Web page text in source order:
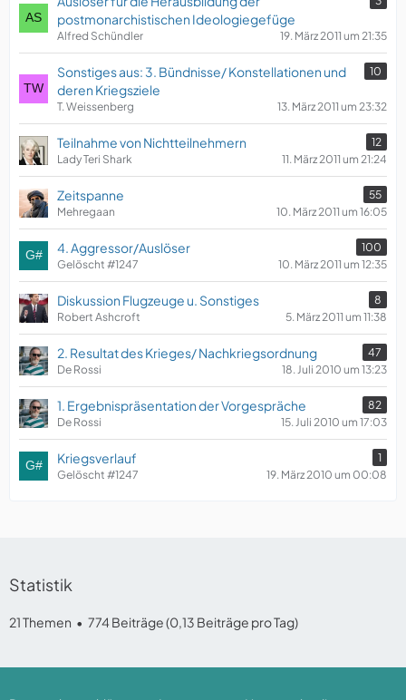
postmonarchistischen Ideologiegefüge
Alfred Schündler 19. März 2011 um 21:35
Sonstiges aus: 3. Bündnisse/ Konstellationen und
deren Kriegsziele
10
T. Weissenberg 13. März 2011 um 23:32
Teilnahme von Nichtteilnehmern
12
Lady Teri Shark
11. März 2011 um 21:24
Zeitspanne
55
Mehregaan
10. März 2011 um 16:05
4. Aggressor/Auslöser
100
Gelöscht #1247
10. März 2011 um 12:35
Diskussion Flugzeuge u. Sonstiges
8
Robert Ashcroft
5. März 2011 um 11:38
2. Resultat des Krieges/ Nachkriegsordnung
47
De Rossi
18. Juli 2010 um 13:23
1. Ergebnispräsentation der Vorgespräche
82
De Rossi
15. Juli 2010 um 17:03
Kriegsverlauf
1
Gelöscht #1247
19. März 2010 um 00:08
Statistik
21 Themen 774 Beiträge (0,13 Beiträge pro Tag)